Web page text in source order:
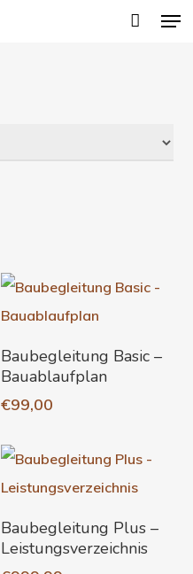
In Den Warenkorb
Baubegleitung Basic –
Bauablaufplan
€99,00
In Den Warenkorb
Baubegleitung Plus –
Leistungsverzeichnis